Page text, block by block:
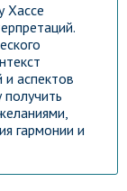
Хассе
и аспектов
гармонии и